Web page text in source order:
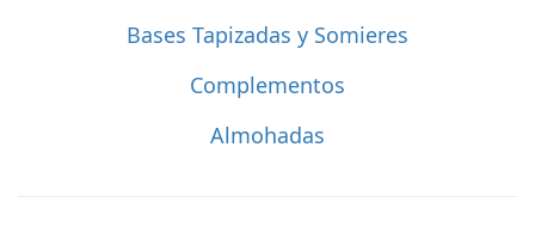
Bases Tapizadas y Somieres
Complementos
Almohadas